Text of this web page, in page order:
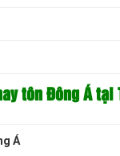
tôn Đông Á tại
Á